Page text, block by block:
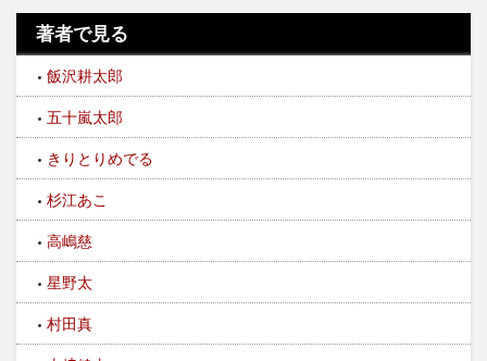
著者で見る
飯沢耕太郎
五十嵐太郎
きりとりめでる
杉江あこ
高嶋慈
星野太
村田真